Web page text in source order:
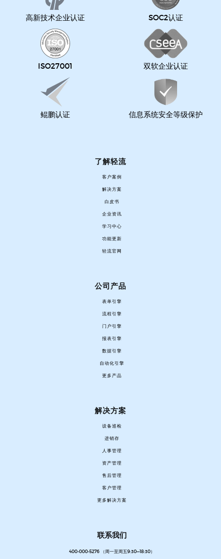
高新技术企业认证 SOC2认证
ISO27001 双软企业认证
鲲鹏认证 信息系统安全等级保护
了解轻流
客户案例
解决方案
白皮书
企业资讯
学习中心
功能更新
轻流官网
公司产品
表单引擎
流程引擎
门户引擎
报表引擎
数据引擎
自动化引擎
更多产品
解决方案
设备巡检
进销存
人事管理
资产管理
售后管理
客户管理
更多解决方案
联系我们
400-000-5276 （周一至周五9:30—18:30）